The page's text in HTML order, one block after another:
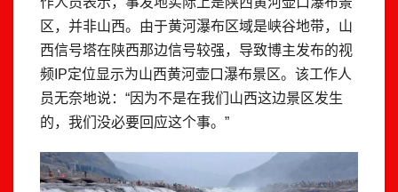
区，并非山西。由于黄河瀑布区域是峡谷地带，山
西信号塔在陕西那边信号较强，导致博主发布的视
频IP定位显示为山西黄河壶口瀑布景区。该工作人
员无奈地说：“因为不是在我们山西这边景区发生
的，我们没必要回应这个事。”